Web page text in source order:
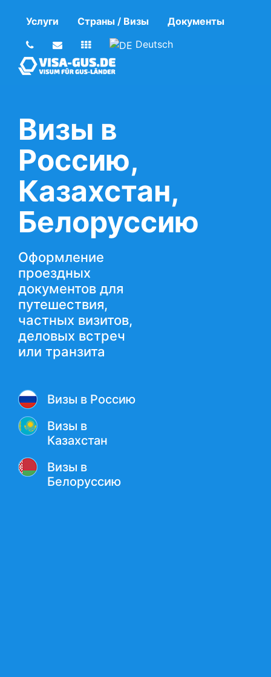
Услуги Страны / Визы
Документы
Deutsch
Визы в
Россию,
Казахстан,
Белоруссию
Оформление
проездных
документов для
путешествия,
частных визитов,
деловых встреч
или транзита
Визы в Россию
Визы в
Казахстан
Визы в
Белоруссию